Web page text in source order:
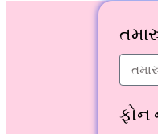
ફોન